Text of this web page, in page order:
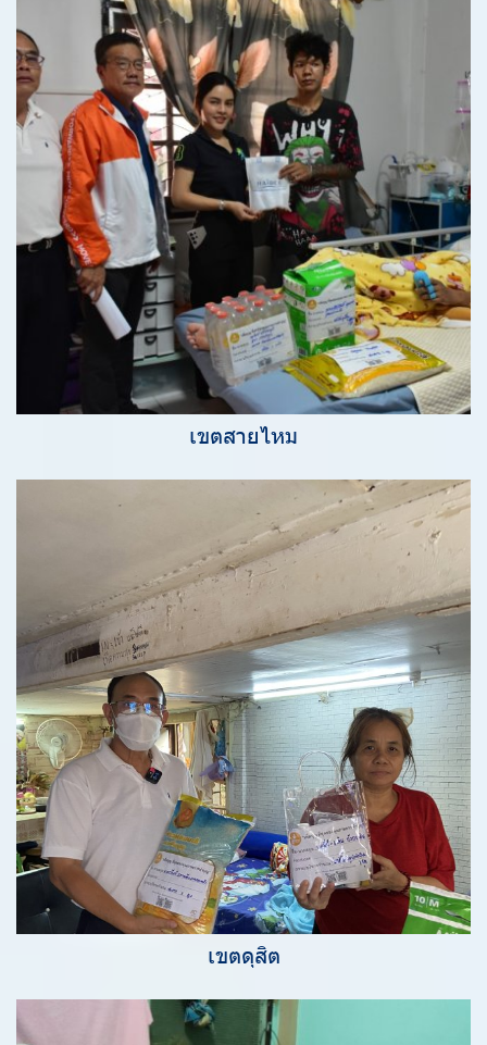
เขตสายไหม
เขตดุสิต